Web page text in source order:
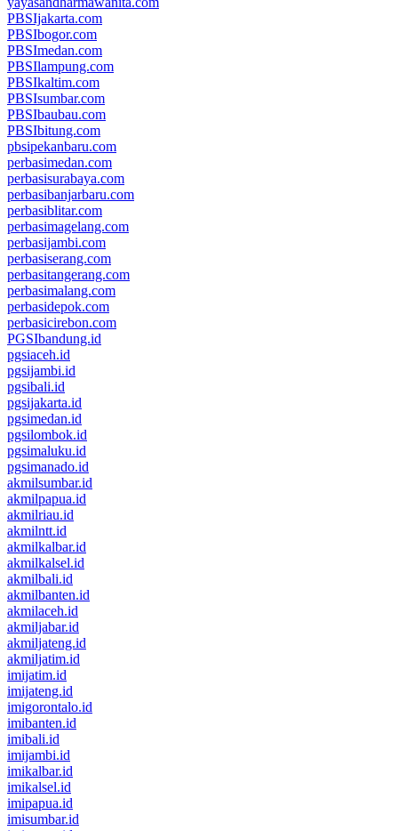
PBSIjakarta.com
PBSIbogor.com
PBSImedan.com
PBSIlampung.com
PBSIkaltim.com
PBSIsumbar.com
PBSIbaubau.com
PBSIbitung.com
pbsipekanbaru.com
perbasimedan.com
perbasisurabaya.com
perbasibanjarbaru.com
perbasiblitar.com
perbasimagelang.com
perbasijambi.com
perbasiserang.com
perbasitangerang.com
perbasimalang.com
perbasidepok.com
perbasicirebon.com
PGSIbandung.id
pgsiaceh.id
pgsijambi.id
pgsibali.id
pgsijakarta.id
pgsimedan.id
pgsilombok.id
pgsimaluku.id
pgsimanado.id
akmilsumbar.id
akmilpapua.id
akmilriau.id
akmilntt.id
akmilkalbar.id
akmilkalsel.id
akmilbali.id
akmilbanten.id
akmilaceh.id
akmiljabar.id
akmiljateng.id
akmiljatim.id
imijatim.id
imijateng.id
imigorontalo.id
imibanten.id
imibali.id
imijambi.id
imikalbar.id
imikalsel.id
imipapua.id
imisumbar.id